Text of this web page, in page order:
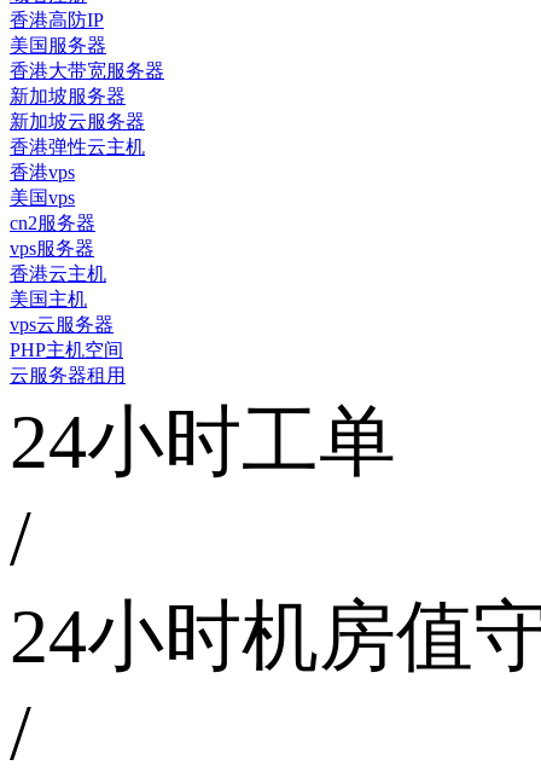
香港高防IP
美国服务器
香港大带宽服务器
新加坡服务器
新加坡云服务器
香港弹性云主机
香港vps
美国vps
cn2服务器
vps服务器
香港云主机
美国主机
vps云服务器
PHP主机空间
云服务器租用
24小时工单
/
24小时机房值
/